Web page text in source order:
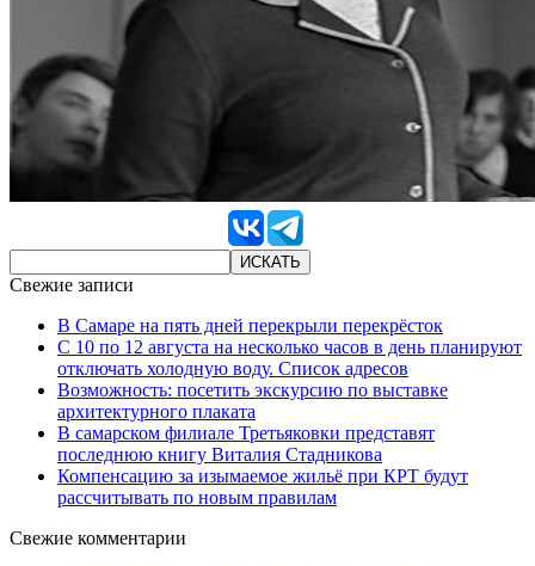
Свежие записи
В Самаре на пять дней перекрыли перекрёсток
С 10 по 12 августа на несколько часов в день планируют
отключать холодную воду. Список адресов
Возможность: посетить экскурсию по выставке
архитектурного плаката
В самарском филиале Третьяковки представят
последнюю книгу Виталия Стадникова
Компенсацию за изымаемое жильё при КРТ будут
рассчитывать по новым правилам
Свежие комментарии